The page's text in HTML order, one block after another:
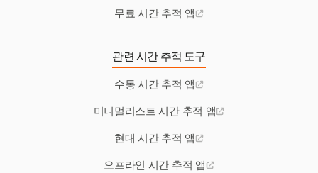
무료 시간 추적 앱
관련 시간 추적 도구
수동 시간 추적 앱
미니멀리스트 시간 추적 앱
현대 시간 추적 앱
오프라인 시간 추적 앱